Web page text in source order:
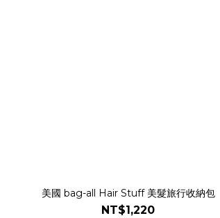
美國 bag-all Hair Stuff 美髮旅行收納包
NT$1,220